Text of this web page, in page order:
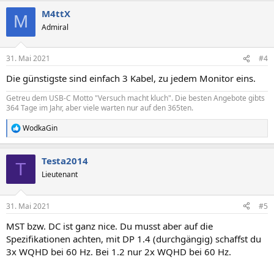
e
:
M M4ttX
Admiral
31. Mai 2021 #4
Die günstigste sind einfach 3 Kabel, zu jedem Monitor eins.
Getreu dem USB-C Motto "Versuch macht kluch". Die besten Angebote gibts
364 Tage im Jahr, aber viele warten nur auf den 365ten.
R
e
e
:
WodkaGin
T Testa2014
Lieutenant
31. Mai 2021 #5
MST bzw. DC ist ganz nice. Du musst aber auf die
Spezifikationen achten, mit DP 1.4 (durchgängig) schaffst du
3x WQHD bei 60 Hz. Bei 1.2 nur 2x WQHD bei 60 Hz.